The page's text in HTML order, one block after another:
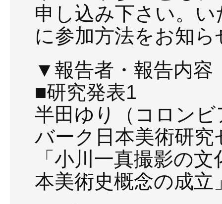
申し込み下さい。
に参加方法をお知
▼報告者・報告内容
■研究発表1
半田ゆり（コロン
バーク日本美術研究
「小川一真撮影の
本美術史概念の成立